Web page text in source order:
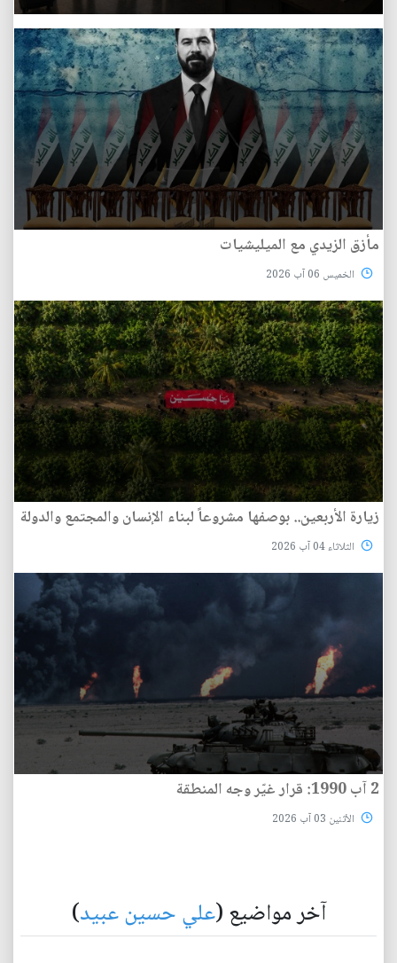
مأزق الزيدي مع الميليشيات
الخميس 06 آب 2026
زيارة الأربعين.. بوصفها مشروعاً لبناء الإنسان والمجتمع والدولة
الثلاثاء 04 آب 2026
2 آب 1990: قرار غيّر وجه المنطقة
الأثنين 03 آب 2026
آخر مواضيع (علي حسين عبيد)